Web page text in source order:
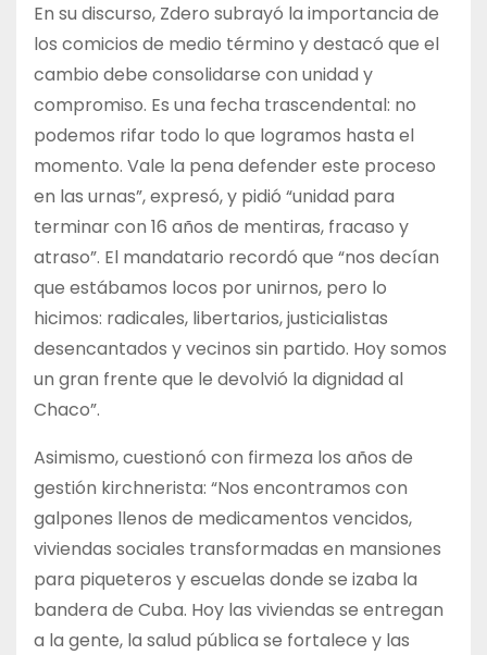
En su discurso, Zdero subrayó la importancia de
los comicios de medio término y destacó que el
cambio debe consolidarse con unidad y
compromiso. Es una fecha trascendental: no
podemos rifar todo lo que logramos hasta el
momento. Vale la pena defender este proceso
en las urnas”, expresó, y pidió “unidad para
terminar con 16 años de mentiras, fracaso y
atraso”. El mandatario recordó que “nos decían
que estábamos locos por unirnos, pero lo
hicimos: radicales, libertarios, justicialistas
desencantados y vecinos sin partido. Hoy somos
un gran frente que le devolvió la dignidad al
Chaco”.
Asimismo, cuestionó con firmeza los años de
gestión kirchnerista: “Nos encontramos con
galpones llenos de medicamentos vencidos,
viviendas sociales transformadas en mansiones
para piqueteros y escuelas donde se izaba la
bandera de Cuba. Hoy las viviendas se entregan
a la gente, la salud pública se fortalece y las